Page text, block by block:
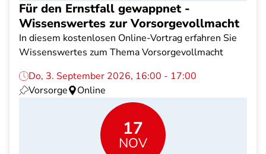
Für den Ernstfall gewappnet -
Wissenswertes zur Vorsorgevollmacht
In diesem kostenlosen Online-Vortrag erfahren Sie
Wissenswertes zum Thema Vorsorgevollmacht
Do, 3. September 2026, 16:00 - 17:00
Vorsorge
Online
17
NOV